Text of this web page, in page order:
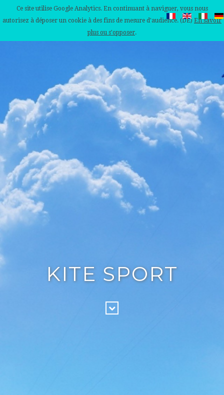
Ce site utilise Google Analytics. En continuant à naviguer, vous nous
autorisez à déposer un cookie à des fins de mesure d'audience. (DE) En savoir
plus ou s'opposer.
KITE SPORT